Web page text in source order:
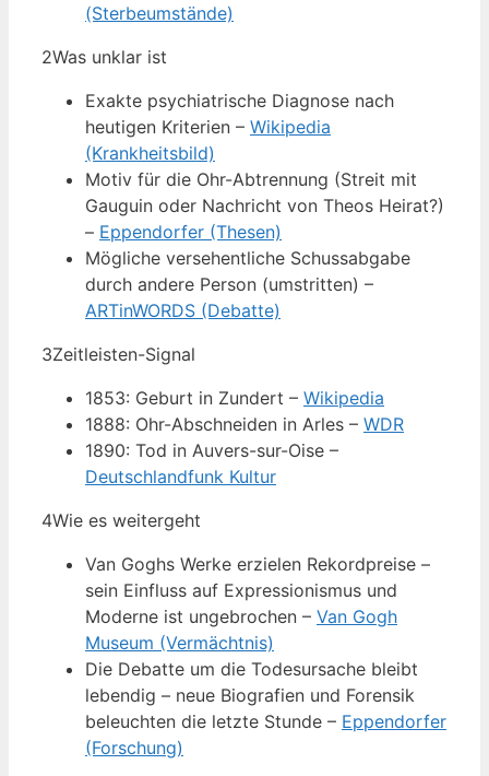
(Sterbeumstände)
2Was unklar ist
Exakte psychiatrische Diagnose nach
heutigen Kriterien – Wikipedia
(Krankheitsbild)
Motiv für die Ohr-Abtrennung (Streit mit
Gauguin oder Nachricht von Theos Heirat?)
– Eppendorfer (Thesen)
Mögliche versehentliche Schussabgabe
durch andere Person (umstritten) –
ARTinWORDS (Debatte)
3Zeitleisten-Signal
1853: Geburt in Zundert – Wikipedia
1888: Ohr-Abschneiden in Arles – WDR
1890: Tod in Auvers-sur-Oise –
Deutschlandfunk Kultur
4Wie es weitergeht
Van Goghs Werke erzielen Rekordpreise –
sein Einfluss auf Expressionismus und
Moderne ist ungebrochen – Van Gogh
Museum (Vermächtnis)
Die Debatte um die Todesursache bleibt
lebendig – neue Biografien und Forensik
beleuchten die letzte Stunde – Eppendorfer
(Forschung)